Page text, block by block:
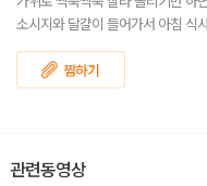
소시지와 달걀이 들어가서 아침 식
관련동영상